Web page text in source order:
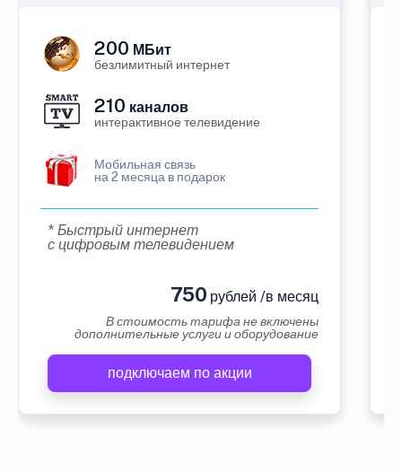
200 МБит
безлимитный интернет
210 каналов
интерактивное телевидение
Мобильная связь
на 2 месяца в подарок
* Быстрый интернет
с цифровым телевидением
750 рублей /в месяц
В стоимость тарифа не включены
дополнительные услуги и оборудование
подключаем по акции